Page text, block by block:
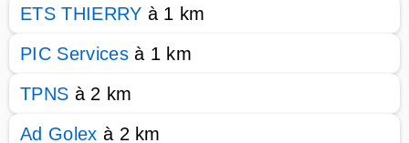
ETS THIERRY à 1 km
PIC Servicesà 1 km
TPNS à 2 km
Ad Golex à 2 km